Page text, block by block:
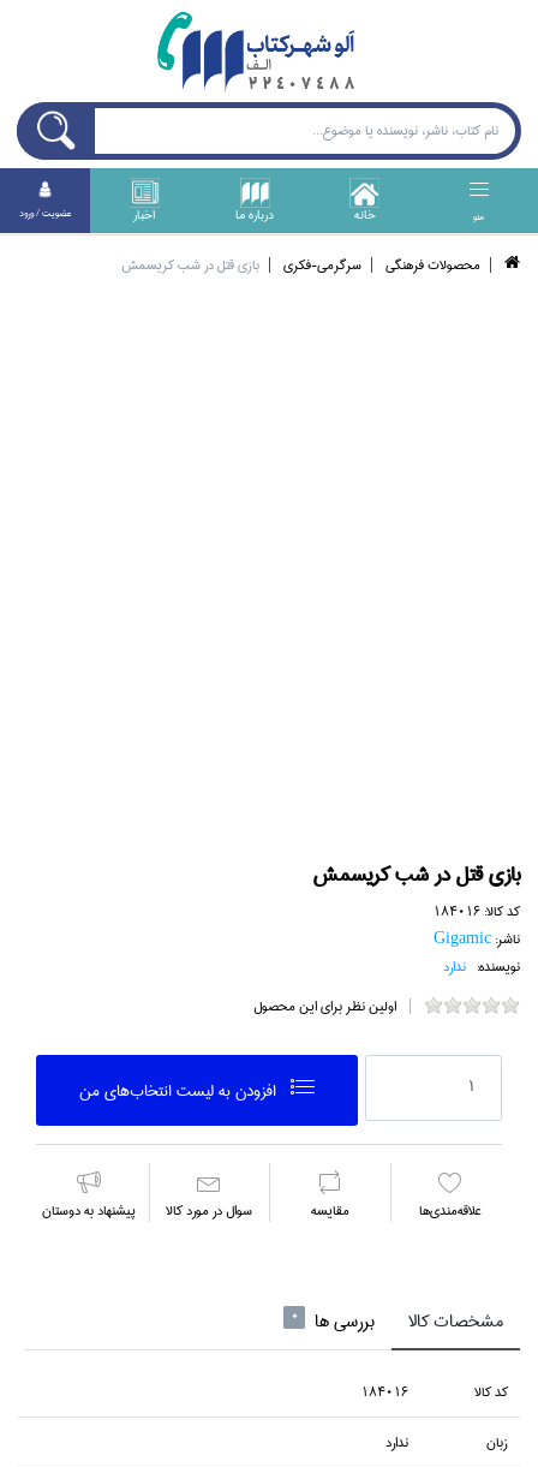
منو خانه درباره ما اخبار عضويت / ورود
محصولات فرهنگي سرگرمي-فكري بازي قتل در شب كريسمش
بازي قتل در شب كريسمش
کد کالا:184016
ناشر:Gigamic
نویسنده: ندارد
اولین نظر برای این محصول
افزودن به ليست انتخاب‌هاي من
علاقه‌مندي‌ها مقايسه سوال در مورد كالا پیشنهاد به دوستان
مشخصات کالا بررسی ها 0
كد كالا
184016
زبان
ندارد